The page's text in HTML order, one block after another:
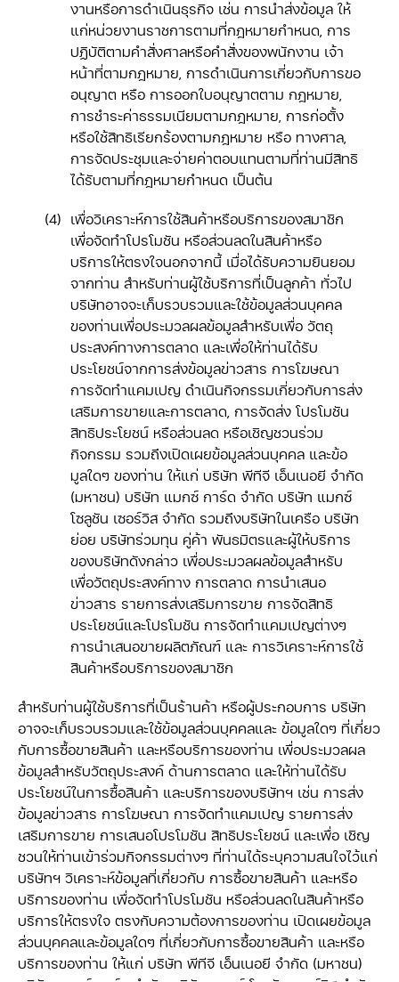
งานหรือการดำเนินธุรกิจ เช่น การนำส่งข้อมูล ให้
แก่หน่วยงานราชการตามที่กฎหมายกำหนด, การ
ปฏิบัติตามคำสั่งศาลหรือคำสั่งของพนักงาน เจ้า
หน้าที่ตามกฎหมาย, การดำเนินการเกี่ยวกับการขอ
อนุญาต หรือ การออกใบอนุญาตตาม กฎหมาย,
การชำระค่าธรรมเนียมตามกฎหมาย, การก่อตั้ง
หรือใช้สิทธิเรียกร้องตามกฎหมาย หรือ ทางศาล,
การจัดประชุมและจ่ายค่าตอบแทนตามที่ท่านมีสิทธิ
ได้รับตามที่กฎหมายกำหนด เป็นต้น
เพื่อวิเคราะห์การใช้สินค้าหรือบริการของสมาชิก
เพื่อจัดทำโปรโมชัน หรือส่วนลดในสินค้าหรือ
บริการให้ตรงใจนอกจากนี้ เมื่อได้รับความยินยอม
จากท่าน สำหรับท่านผู้ใช้บริการที่เป็นลูกค้า ทั่วไป
บริษัทอาจจะเก็บรวบรวมและใช้ข้อมูลส่วนบุคคล
ของท่านเพื่อประมวลผลข้อมูลสำหรับเพื่อ วัตถุ
ประสงค์ทางการตลาด และเพื่อให้ท่านได้รับ
ประโยชน์จากการส่งข้อมูลข่าวสาร การโฆษณา
การจัดทำแคมเปญ ดำเนินกิจกรรมเกี่ยวกับการส่ง
เสริมการขายและการตลาด, การจัดส่ง โปรโมชัน
สิทธิประโยชน์ หรือส่วนลด หรือเชิญชวนร่วม
กิจกรรม รวมถึงเปิดเผยข้อมูลส่วนบุคคล และข้อ
มูลใดๆ ของท่าน ให้แก่ บริษัท พีทีจี เอ็นเนอยี จำกัด
(มหาชน) บริษัท แมกซ์ การ์ด จำกัด บริษัท แมกซ์
โซลูชัน เซอร์วิส จำกัด รวมถึงบริษัทในเครือ บริษัท
ย่อย บริษัทร่วมทุน คู่ค้า พันธมิตรและผู้ให้บริการ
ของบริษัทดังกล่าว เพื่อประมวลผลข้อมูลสำหรับ
เพื่อวัตถุประสงค์ทาง การตลาด การนำเสนอ
ข่าวสาร รายการส่งเสริมการขาย การจัดสิทธิ
ประโยชน์และโปรโมชัน การจัดทำแคมเปญต่างๆ
การนำเสนอขายผลิตภัณฑ์ และ การวิเคราะห์การใช้
สินค้าหรือบริการของสมาชิก
สำหรับท่านผู้ใช้บริการที่เป็นร้านค้า หรือผู้ประกอบการ บริษัท
อาจจะเก็บรวบรวมและใช้ข้อมูลส่วนบุคคลและ ข้อมูลใดๆ ที่เกี่ยว
กับการซื้อขายสินค้า และหรือบริการของท่าน เพื่อประมวลผล
ข้อมูลสำหรับวัตถุประสงค์ ด้านการตลาด และให้ท่านได้รับ
ประโยชน์ในการซื้อสินค้า และบริการของบริษัทฯ เช่น การส่ง
ข้อมูลข่าวสาร การโฆษณา การจัดทำแคมเปญ รายการส่ง
เสริมการขาย การเสนอโปรโมชัน สิทธิประโยชน์ และเพื่อ เชิญ
ชวนให้ท่านเข้าร่วมกิจกรรมต่างๆ ที่ท่านได้ระบุความสนใจไว้แก่
บริษัทฯ วิเคราะห์ข้อมูลที่เกี่ยวกับ การซื้อขายสินค้า และหรือ
บริการของท่าน เพื่อจัดทำโปรโมชัน หรือส่วนลดในสินค้าหรือ
บริการให้ตรงใจ ตรงกับความต้องการของท่าน เปิดเผยข้อมูล
ส่วนบุคคลและข้อมูลใดๆ ที่เกี่ยวกับการซื้อขายสินค้า และหรือ
บริการของท่าน ให้แก่ บริษัท พีทีจี เอ็นเนอยี จำกัด (มหาชน)